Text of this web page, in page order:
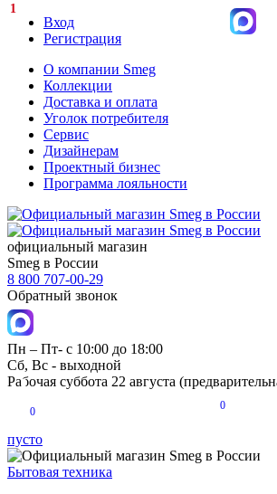
Вход
Регистрация
О компании Smeg
Коллекции
Доставка и оплата
Уголок потребителя
Сервис
Дизайнерам
Проектный бизнес
Программа лояльности
официальный магазин
Smeg в России
8 800 707-00-29
Обратный звонок
Пн – Пт- с 10:00 до 18:00
Сб, Вс - выходной
Рабочая суббота 22 августа
0
0
пусто
Бытовая техника
1